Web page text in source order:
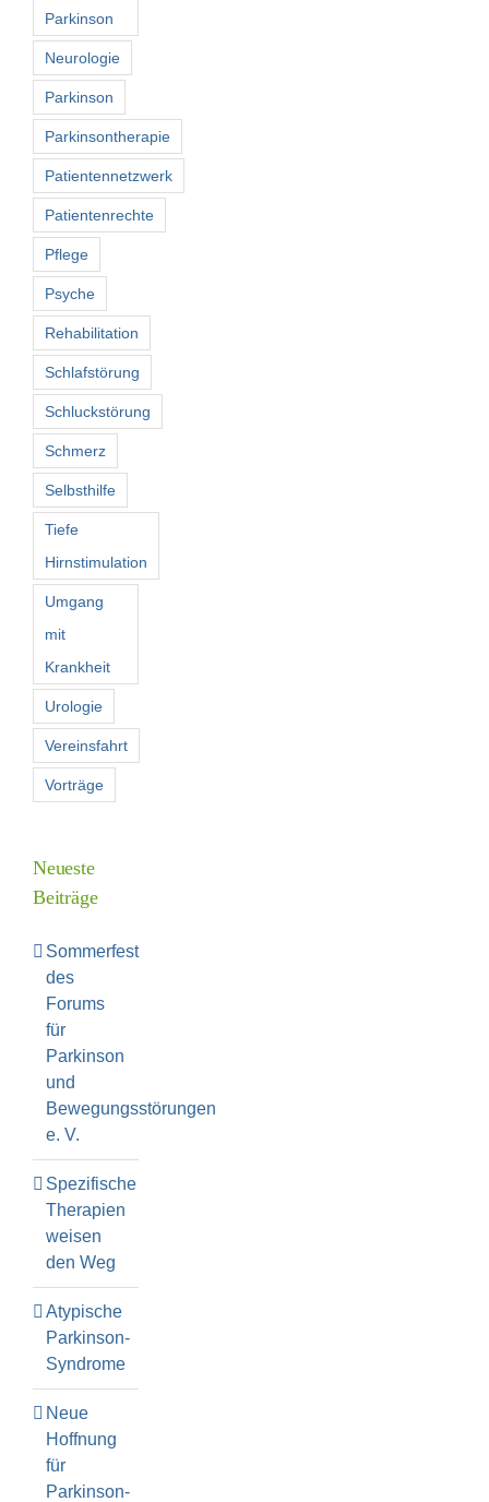
Parkinson
Neurologie
Parkinson
Parkinsontherapie
Patientennetzwerk
Patientenrechte
Pflege
Psyche
Rehabilitation
Schlafstörung
Schluckstörung
Schmerz
Selbsthilfe
Tiefe
Hirnstimulation
Umgang
mit
Krankheit
Urologie
Vereinsfahrt
Vorträge
Neueste
Beiträge
Sommerfest
des
Forums
für
Parkinson
und
Bewegungsstörungen
e. V.
Spezifische
Therapien
weisen
den Weg
Atypische
Parkinson-
Syndrome
Neue
Hoffnung
für
Parkinson-